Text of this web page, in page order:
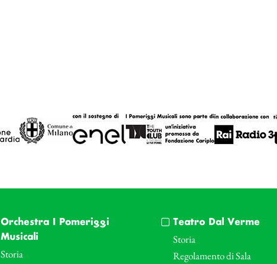
Orchestra I Pomeriggi
Musicali
Storia
Teatro Dal Verme
Storia
Regolamento di Sala